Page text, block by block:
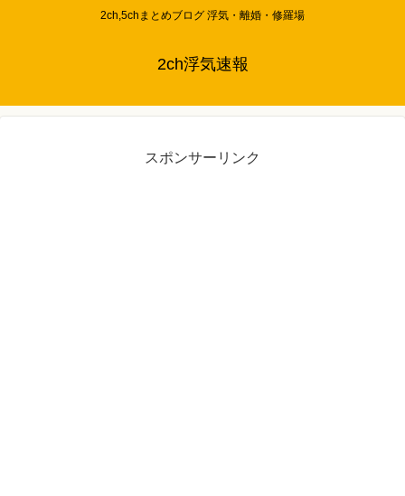
2ch,5chまとめブログ 浮気・離婚・修羅場
2ch浮気速報
スポンサーリンク